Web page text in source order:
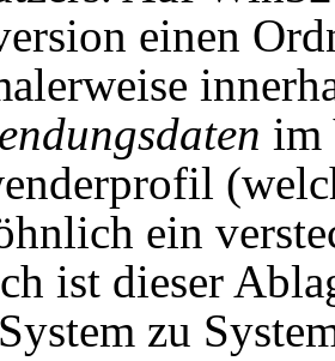
einen
im
ein
ist dieser
zu